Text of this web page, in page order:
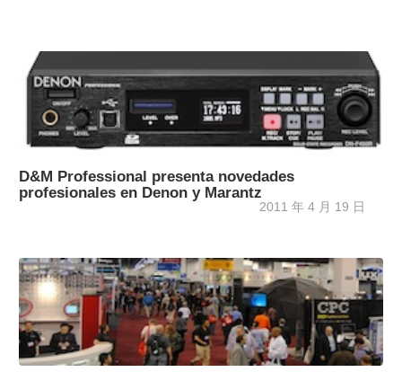
D&M Professional presenta novedades
profesionales en Denon y Marantz
2011 年 4 月 19 日